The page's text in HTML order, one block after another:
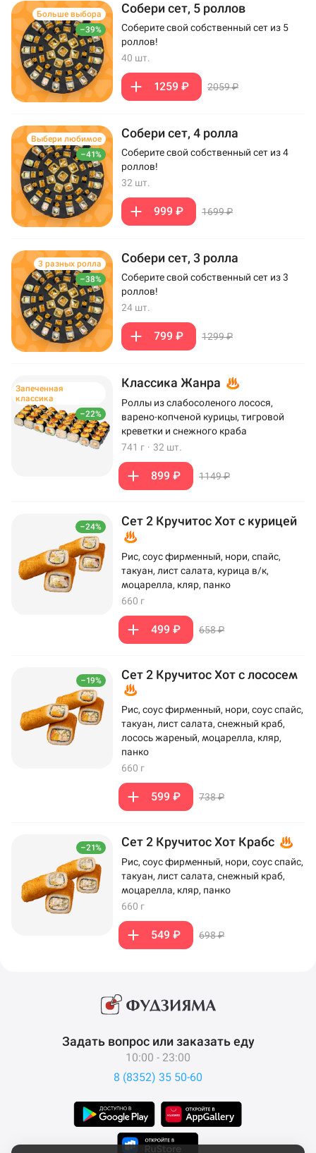
–39%
Больше выбора Собери сет, 5 роллов
Соберите свой собственный сет из 5
роллов!
40 шт.
1259 ₽ 2059 ₽
–41%
Выбери любимое Собери сет, 4 ролла
Соберите свой собственный сет из 4
роллов!
32 шт.
999 ₽ 1699 ₽
–38%
3 разных ролла Собери сет, 3 ролла
Соберите свой собственный сет из 3
роллов!
24 шт.
799 ₽ 1299 ₽
–22%
Запеченная
классика
Классика Жанра
Роллы из слабосоленого лосося,
варено-копченой курицы, тигровой
креветки и снежного краба
741 г · 32 шт.
899 ₽ 1149 ₽
–24% Сет 2 Кручитос Хот с курицей
Рис, соус фирменный, нори, спайс,
такуан, лист салата, курица в/к,
моцарелла, кляр, панко
660 г
499 ₽ 658 ₽
–19% Сет 2 Кручитос Хот с лососем
Рис, соус фирменный, нори, соус спайс,
такуан, лист салата, снежный краб,
лосось жареный, моцарелла, кляр,
панко
660 г
599 ₽ 738 ₽
–21% Сет 2 Кручитос Хот Крабс
Рис, соус фирменный, нори, соус спайс,
такуан, лист салата, снежный краб,
моцарелла, кляр, панко
660 г
549 ₽ 698 ₽
Задать вопрос или заказать еду
10:00 - 23:00
8 (8352) 35 50-60